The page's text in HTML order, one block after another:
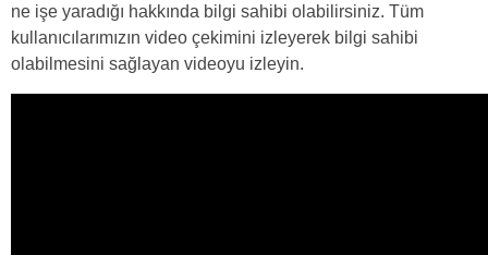
ne işe yaradığı hakkında bilgi sahibi olabilirsiniz. Tüm
kullanıcılarımızın video çekimini izleyerek bilgi sahibi
olabilmesini sağlayan videoyu izleyin.